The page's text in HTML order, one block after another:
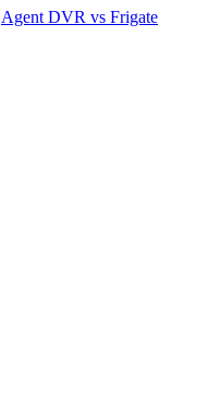
Agent DVR vs Frigate